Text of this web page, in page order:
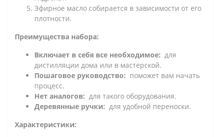
Эфирное масло собирается в зависимости от его
плотности.
Преимущества набора:
Включает в себя все необходимое: для
дистилляции дома или в мастерской.
Пошаговое руководство: поможет вам начать
процесс.
Нет аналогов: для такого оборудования.
Деревянные ручки: для удобной переноски.
Характеристики: